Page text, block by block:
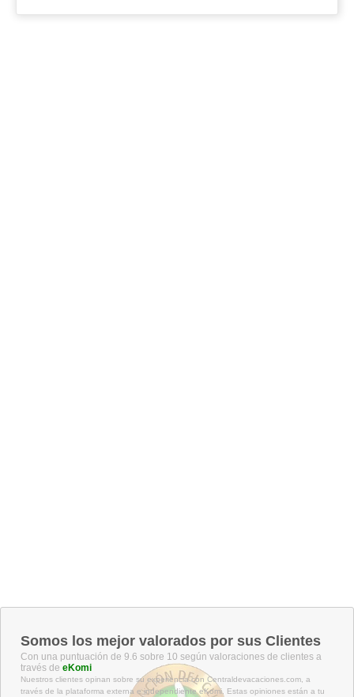
Somos los mejor valorados por sus Clientes
Con una puntuación de 9.6 sobre 10 según valoraciones de clientes a
través de eKomi
Nuestros clientes opinan sobre su experiencia con Centraldevacaciones.com, a
través de la plataforma externa e independiente eKomi. Estas opiniones están a tu